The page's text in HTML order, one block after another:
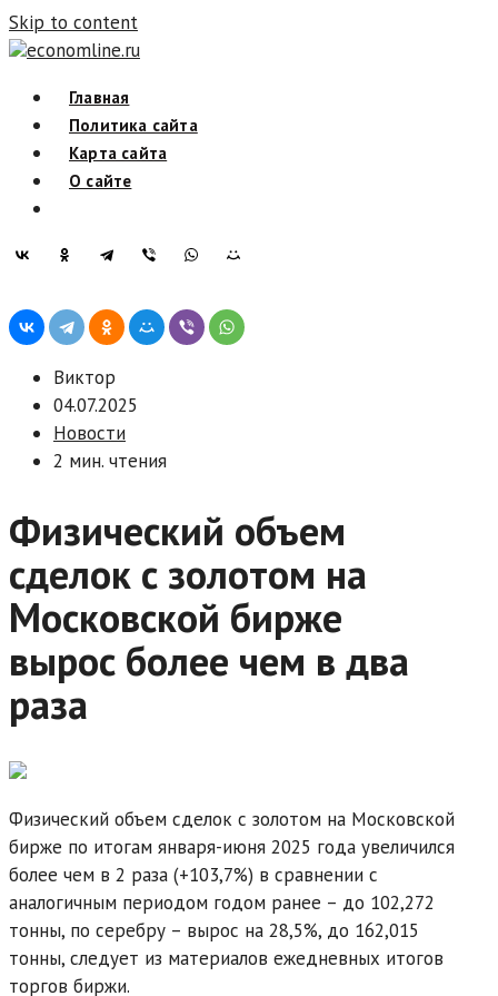
Skip to content
economline.ru
Главная
Политика сайта
Карта сайта
О сайте
Виктор
04.07.2025
Новости
2 мин. чтения
Физический объем
сделок с золотом на
Московской бирже
вырос более чем в два
раза
Физический объем сделок с золотом на Московской
бирже по итогам января-июня 2025 года увеличился
более чем в 2 раза (+103,7%) в сравнении с
аналогичным периодом годом ранее – до 102,272
тонны, по серебру – вырос на 28,5%, до 162,015
тонны, следует из материалов ежедневных итогов
торгов биржи.